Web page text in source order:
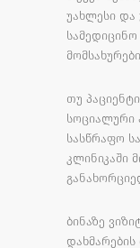
უახლესი
სამედიცინო
თუ
სოციალური
სასწრაფო
კლინიკაში
ბინაზე